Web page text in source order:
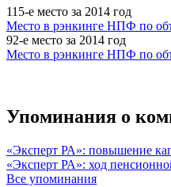
115-е место за 2014 год
Место в рэнкинге НПФ по
92-е место за 2014 год
Место в рэнкинге НПФ по
Упоминания о
«Эксперт РА»: повышение
«Эксперт РА»: ход
Все упоминания